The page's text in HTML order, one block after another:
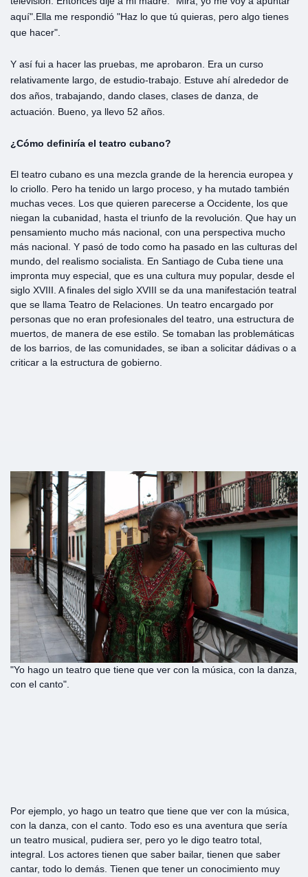
aquí".Ella me respondió "Haz lo que tú quieras, pero algo tienes
que hacer".
Y así fui a hacer las pruebas, me aprobaron. Era un curso
relativamente largo, de estudio-trabajo. Estuve ahí alrededor de
dos años, trabajando, dando clases, clases de danza, de
actuación. Bueno, ya llevo 52 años.
¿Cómo definiría el teatro cubano?
El teatro cubano es una mezcla grande de la herencia europea y
lo criollo. Pero ha tenido un largo proceso, y ha mutado también
muchas veces. Los que quieren parecerse a Occidente, los que
niegan la cubanidad, hasta el triunfo de la revolución. Que hay un
pensamiento mucho más nacional, con una perspectiva mucho
más nacional. Y pasó de todo como ha pasado en las culturas del
mundo, del realismo socialista. En Santiago de Cuba tiene una
impronta muy especial, que es una cultura muy popular, desde el
siglo XVIII. A finales del siglo XVIII se da una manifestación teatral
que se llama Teatro de Relaciones. Un teatro encargado por
personas que no eran profesionales del teatro, una estructura de
muertos, de manera de ese estilo. Se tomaban las problemáticas
de los barrios, de las comunidades, se iban a solicitar dádivas o a
criticar a la estructura de gobierno.
"Yo hago un teatro que tiene que ver con la música, con la danza,
con el canto".
Por ejemplo, yo hago un teatro que tiene que ver con la música,
con la danza, con el canto. Todo eso es una aventura que sería
un teatro musical, pudiera ser, pero yo le digo teatro total,
integral. Los actores tienen que saber bailar, tienen que saber
cantar, todo lo demás. Tienen que tener un conocimiento muy